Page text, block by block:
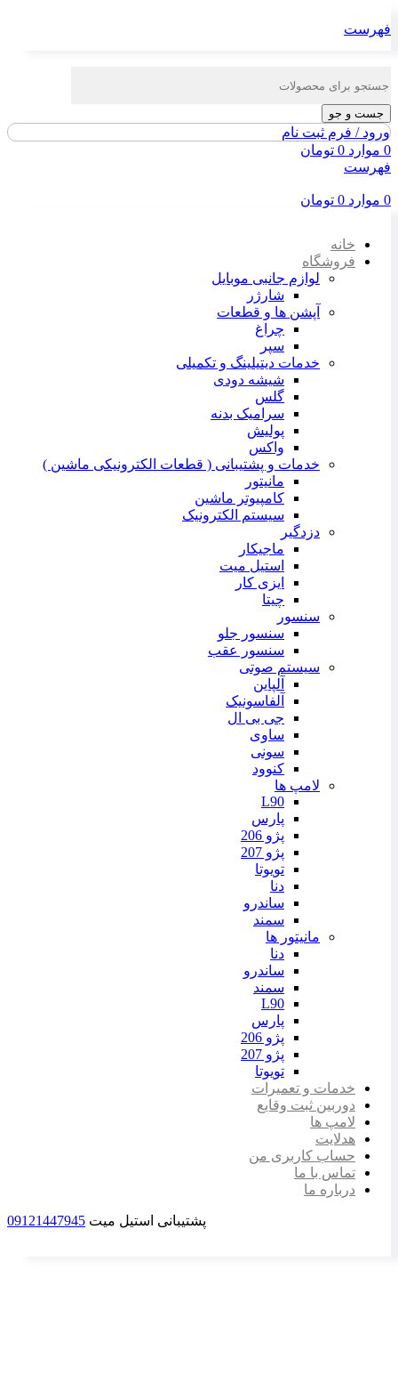
فهرست
جست و جو
ورود / فرم ثبت نام
0 موارد 0 تومان
فهرست
0 موارد 0 تومان
خانه
فروشگاه
لوازم جانبی موبایل
شارژر
آپشن ها و قطعات
چراغ
سپر
خدمات دیتیلینگ و تکمیلی
شیشه دودی
گلس
سرامیک بدنه
پولیش
واکس
خدمات و پشتیبانی ( قطعات الکترونیکی ماشین )
مانیتور
کامپیوتر ماشین
سیستم الکترونیک
دزدگیر
ماجیکار
استیل میت
ایزی کار
چیتا
سنسور
سنسور جلو
سنسور عقب
سیستم صوتی
آلپاین
آلفاسونیک
جی بی ال
ساوی
سونی
کنوود
لامپ ها
L90
پارس
پژو 206
پژو 207
تویوتا
دنا
ساندرو
سمند
مانیتور ها
دنا
ساندرو
سمند
L90
پارس
پژو 206
پژو 207
تویوتا
خدمات و تعمیرات
دوربین ثبت وقایع
لامپ ها
هدلایت
حساب کاربری من
تماس با ما
درباره ما
پشتیبانی استیل میت 09121447945